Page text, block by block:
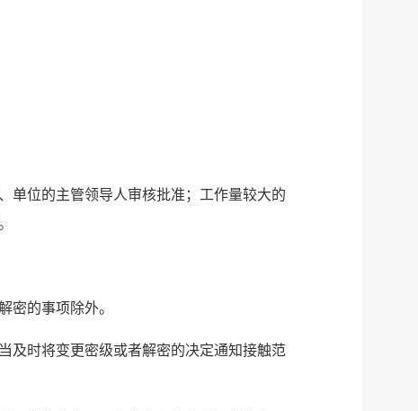
单位的主管领导人审核批准；工作量较大的
密的事项除外。
及时将变更密级或者解密的决定通知接触范